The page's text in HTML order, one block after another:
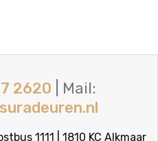
2620 | Mail:
1111 | 1810 KC Alkmaar